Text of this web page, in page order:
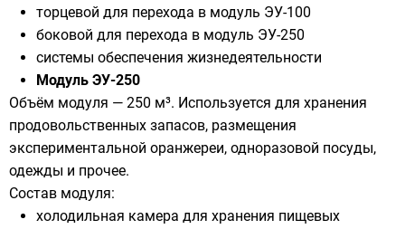
торцевой для перехода в модуль ЭУ-100
боковой для перехода в модуль ЭУ-250
системы обеспечения жизнедеятельности
Модуль ЭУ-250
Объём модуля — 250 м³. Используется для хранения
продовольственных запасов, размещения
экспериментальной оранжереи, одноразовой посуды,
одежды и прочее.
Состав модуля:
холодильная камера для хранения пищевых